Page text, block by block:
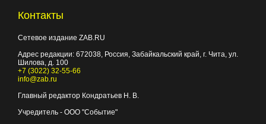
Контакты
Сетевое издание ZAB.RU
Адрес редакции: 672038, Россия, Забайкальский край, г. Чита, ул.
Шилова, д. 100
+7 (3022) 32-55-66
info@zab.ru
Главный редактор Кондратьев Н. В.
Учредитель - ООО "Событие"